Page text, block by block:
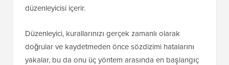
en iyi WordPress SEO eklentisidir
düzenleme veya FTP erişimi gerektirmeyen,
tıklanabilir bir arayüze sahip görsel bir robots.txt
düzenleyicisi içerir.